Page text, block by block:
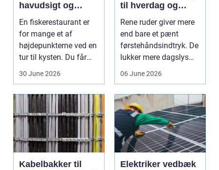
havudsigt og
afslappet
atmosfære
En fiskerestaurant er
for mange et af
højdepunkterne ved en
tur til kysten. Du får
friskfanget fisk,...
30 June 2026
til hverdag og
erhverv
Rene ruder giver mere
end bare et pænt
førstehåndsindtryk. De
lukker mere dagslys
ind, giver et lett...
06 June 2026
Kabelbakker til
Elektriker vedbæk